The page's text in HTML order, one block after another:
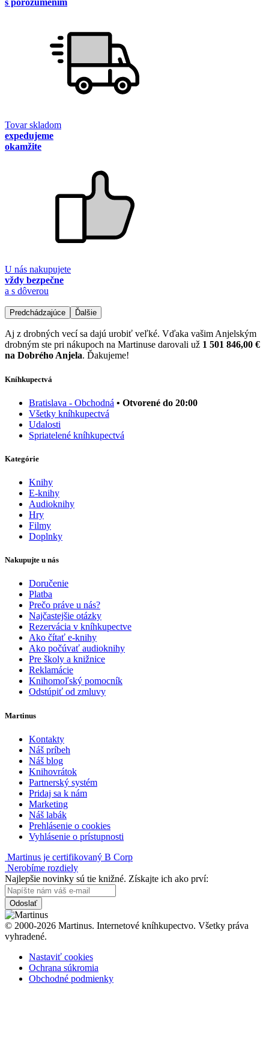
s porozumením
Tovar skladom
expedujeme
okamžite
U nás nakupujete
vždy bezpečne
a s dôverou
Predchádzajúce Ďalšie
Aj z drobných vecí sa dajú urobiť veľké. Vďaka vašim Anjelským
drobným ste pri nákupoch na Martinuse darovali už 1 501 846,00 €
na Dobrého Anjela. Ďakujeme!
Kníhkupectvá
Bratislava - Obchodná • Otvorené do 20:00
Všetky kníhkupectvá
Udalosti
Spriatelené kníhkupectvá
Kategórie
Knihy
E-knihy
Audioknihy
Hry
Filmy
Doplnky
Nakupujte u nás
Doručenie
Platba
Prečo práve u nás?
Najčastejšie otázky
Rezervácia v kníhkupectve
Ako čítať e-knihy
Ako počúvať audioknihy
Pre školy a knižnice
Reklamácie
Knihomoľský pomocník
Odstúpiť od zmluvy
Martinus
Kontakty
Náš príbeh
Náš blog
Knihovrátok
Partnerský systém
Pridaj sa k nám
Marketing
Náš labák
Prehlásenie o cookies
Vyhlásenie o prístupnosti
Martinus je certifikovaný B Corp
Nerobíme rozdiely
Najlepšie novinky sú tie knižné. Získajte ich ako prví:
Odoslať
© 2000-2026 Martinus. Internetové kníhkupectvo. Všetky práva
vyhradené.
Nastaviť cookies
Ochrana súkromia
Obchodné podmienky